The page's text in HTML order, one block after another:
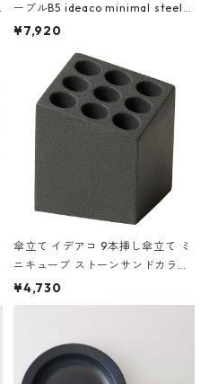
ーブルB5 ideaco minimal steel f
urniture WALL Table B5 ネイビー
¥7,920
傘立て イデアコ 9本挿し傘立て ミ
ニキューブ ストーンサンドカラー
石調 ideaco Umbrella Stand CUB
E ストーンサンドブラック
¥4,730